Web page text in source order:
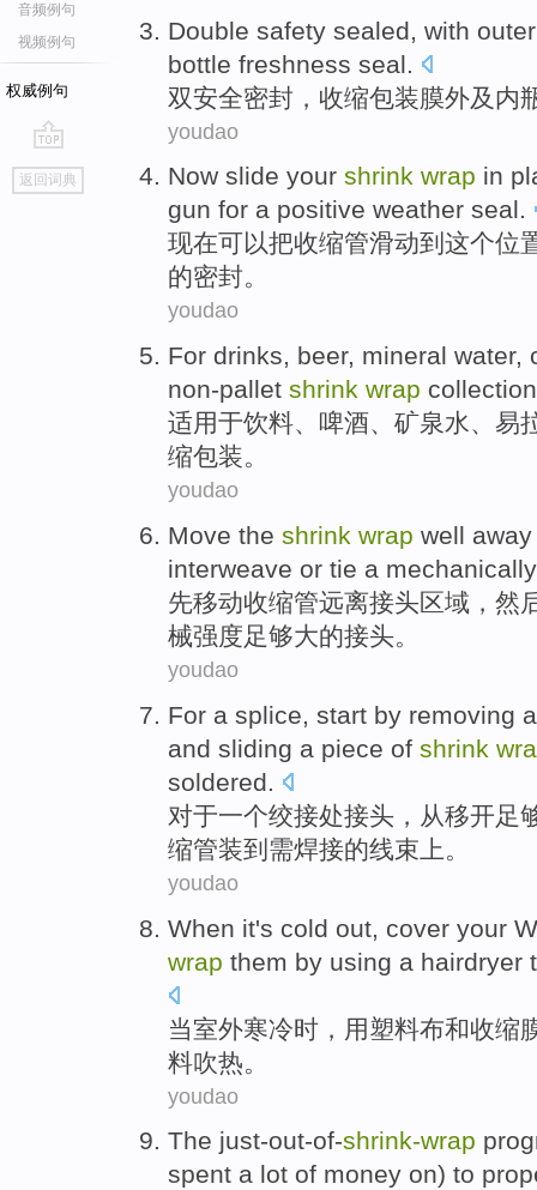
音频例句
视频例句
权威例句
go
top
返回词典
Double safety sealed , with outer
bottle freshness seal
双安全密封 ， 收缩包装膜外及 内
youdao
Now slide your shrink wrap in
gun for a positive weather seal.
现在可以把收缩管滑动到这个位
的密封。
youdao
For drinks, beer, mineral water,
non-pallet shrink wrap collection
适用于饮料、 啤酒、 矿泉水、 易
缩包装。
youdao
Move the shrink wrap well
interweave or tie a mechanically
先移动收缩管远离接头区域 ， 然
械强度足够大的接头。
youdao
For a splice, start by removing a
and sliding a piece of shrink
soldered.
对于一个绞接处接头 ，从移开足
缩管装到 需焊接的线束上。
youdao
When it's cold out, cover your
wrap them by using a hairdryer
当室外寒冷时， 用塑料布和收缩
料吹热 。
youdao
The just-out-of-shrink-wrap
spent a lot of money on) to